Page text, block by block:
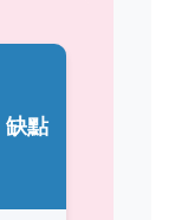
缺點